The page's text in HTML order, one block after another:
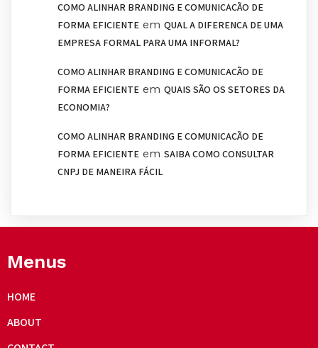
COMO ALINHAR BRANDING E COMUNICAÇÃO DE
FORMA EFICIENTE em QUAL A DIFERENÇA DE UMA
EMPRESA FORMAL PARA UMA INFORMAL?
COMO ALINHAR BRANDING E COMUNICAÇÃO DE
FORMA EFICIENTE em QUAIS SÃO OS SETORES DA
ECONOMIA?
COMO ALINHAR BRANDING E COMUNICAÇÃO DE
FORMA EFICIENTE em SAIBA COMO CONSULTAR
CNPJ DE MANEIRA FÁCIL
Menus
HOME
ABOUT